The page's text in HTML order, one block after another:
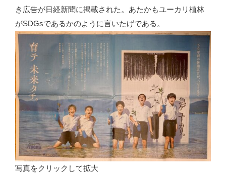
ス
運
動
に
「連
帯
キ
ッ
チ
ン」
き広告が日経新聞に掲載された。あたかもユーカリ植林
がSDGsであるかのように言いたげである。
写真をクリックして拡大